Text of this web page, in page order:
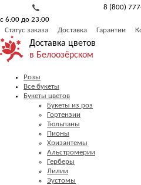
8 (800)
с 6:00 до 23:00
Статус заказа
Доставка Гарантии
Доставка цветов
в Белоозёрском
Розы
Все букеты
Букеты цветов
Букеты из роз
Гортензии
Тюльпаны
Пионы
Хризантемы
Альстромерии
Герберы
Лилии
Эустомы